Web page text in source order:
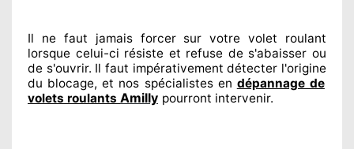
Il ne faut jamais forcer sur votre volet roulant
lorsque celui-ci résiste et refuse de s'abaisser ou
de s'ouvrir. Il faut impérativement détecter l'origine
du blocage, et nos spécialistesen dépannage de
volets roulants Amilly pourront intervenir.